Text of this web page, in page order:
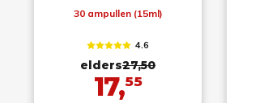
30 ampullen (15ml)
4.6
elders27,50
17,55